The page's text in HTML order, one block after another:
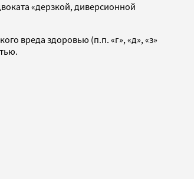
«дерзкой, диверсионной
вреда здоровью (п.п. «г», «д», «з»